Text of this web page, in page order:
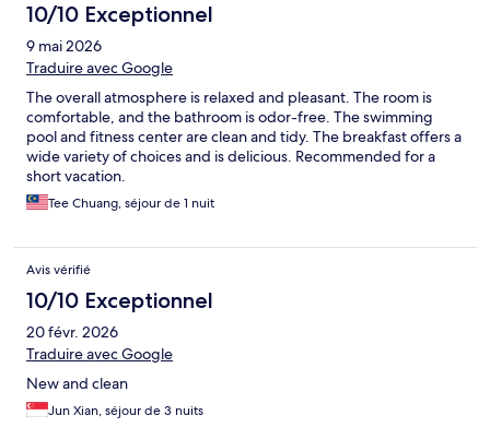
10/10 Exceptionnel
9 mai 2026
Traduire avec Google
The overall atmosphere is relaxed and pleasant. The room is
comfortable, and the bathroom is odor-free. The swimming
pool and fitness center are clean and tidy. The breakfast offers a
wide variety of choices and is delicious. Recommended for a
short vacation.
Tee Chuang, séjour de 1 nuit
Avis vérifié
10/10 Exceptionnel
20 févr. 2026
Traduire avec Google
New and clean
Jun Xian, séjour de 3 nuits